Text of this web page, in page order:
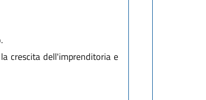
crescita dell'imprenditoria e